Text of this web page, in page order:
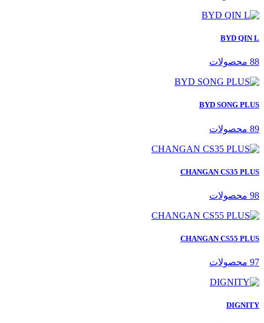
BYD QIN L
88 محصولات
BYD SONG PLUS
89 محصولات
CHANGAN CS35 PLUS
98 محصولات
CHANGAN CS55 PLUS
97 محصولات
DIGNITY